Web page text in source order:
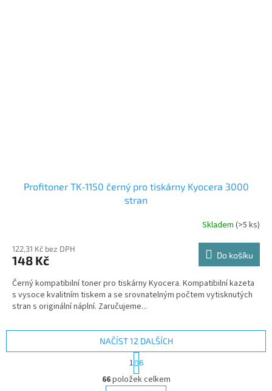
Profitoner TK-1150 černý pro tiskárny Kyocera 3000
stran
Skladem (>5 ks)
122,31 Kč bez DPH
148 Kč Do košíku
Černý kompatibilní toner pro tiskárny Kyocera. Kompatibilní kazeta
s vysoce kvalitním tiskem a se srovnatelným počtem vytisknutých
stran s originální náplní. Zaručujeme...
O
v
NAČÍST 12 DALŠÍCH
S
t
r
á
1 6
66položek celkem